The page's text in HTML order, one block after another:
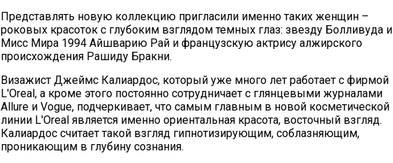
Представлять новую коллекцию пригласили именно таких женщин –
роковых красоток с глубоким взглядом темных глаз: звезду Болливуда и
Мисс Мира 1994 Айшварию Рай и французскую актрису алжирского
происхождения Рашиду Бракни.
Визажист Джеймс Калиардос, который уже много лет работает с фирмой
L'Oreal, а кроме этого постоянно сотрудничает с глянцевыми журналами
Allure и Vogue, подчеркивает, что самым главным в новой косметической
линии L'Oreal является именно ориентальная красота, восточный взгляд.
Калиардос считает такой взгляд гипнотизирующим, соблазняющим,
проникающим в глубину сознания.